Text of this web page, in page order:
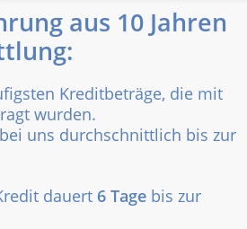
aus 10 Jahren
Kreditbeträge, die mit
wurden.
uns durchschnittlich bis zur
dauert6 Tage bis zur